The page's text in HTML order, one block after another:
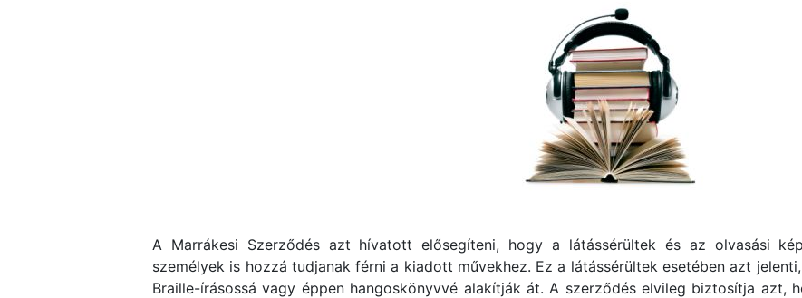
A Marrákesi Szerződés azt hívatott elősegíteni, hogy a látássérültek és az olvasási
személyek is hozzá tudjanak férni a kiadott művekhez. Ez a látássérültek esetében azt
Braille-írásossá vagy éppen hangoskönyvvé alakítják át. A szerződés elvileg biztosítja azt,